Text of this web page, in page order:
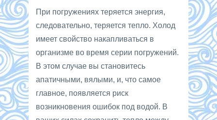
При погружениях теряется энергия,
следовательно, теряется тепло. Холод
имеет свойство накапливаться в
организме во время серии погружений.
В этом случае вы становитесь
апатичными, вялыми, и, что самое
главное, появляется риск
возникновения ошибок под водой. В